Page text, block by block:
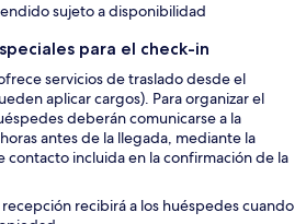
sujeto a disponibilidad
para el check-in
servicios de traslado desde el
aplicar cargos). Para organizar el
deberán comunicarse a la
antes de la llegada, mediante la
contacto incluida en la confirmación de la
recibirá a los huéspedes cuando